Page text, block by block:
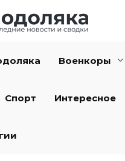
Военкоры
Спорт Интересное